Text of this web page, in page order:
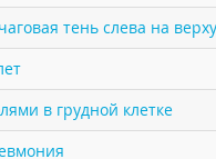
тень слева на
в грудной клетке